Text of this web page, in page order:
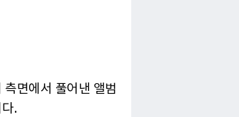
면에서 풀어낸 앨범
.